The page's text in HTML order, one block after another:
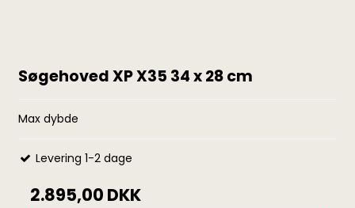
Søgehoved XP X35 34 x 28 cm
Max dybde
Levering 1-2 dage
2.895,00 DKK